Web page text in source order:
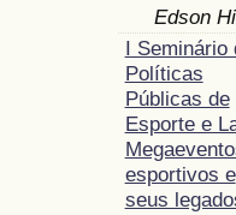
Edson
I Seminário
Políticas
Públicas de
Esporte e
esportivos e
seus